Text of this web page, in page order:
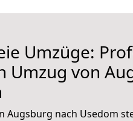
Umzüge:
Umzug von
Augsburg nach Usedom